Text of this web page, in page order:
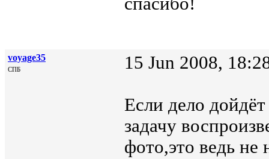
voyage35
СПБ 15 Jun 2008,
Если дело
задачу
фото,это ведь не